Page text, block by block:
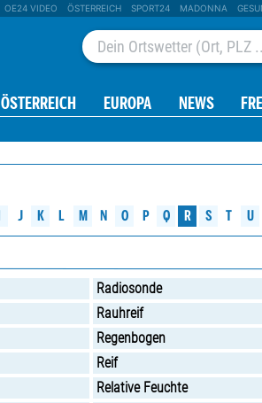
OE24 VIDEO ÖSTERREICH SPORT24 MADONNA
ÖSTERREICH EUROPA NEWS
J K L M N O P Q R S T U
Radiosonde
Rauhreif
Regenbogen
Reif
Relative Feuchte